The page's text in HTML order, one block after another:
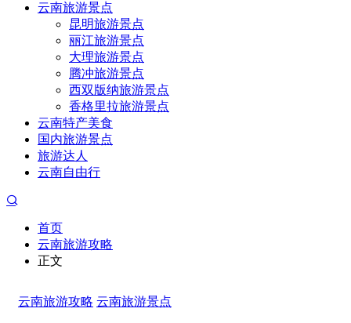
云南旅游景点
昆明旅游景点
丽江旅游景点
大理旅游景点
腾冲旅游景点
西双版纳旅游景点
香格里拉旅游景点
云南特产美食
国内旅游景点
旅游达人
云南自由行
首页
云南旅游攻略
正文
云南旅游攻略 云南旅游景点